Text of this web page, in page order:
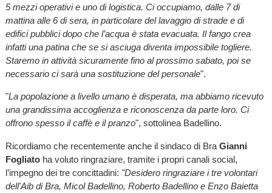
5 mezzi operativi e uno di logistica. Ci occupiamo, dalle 7 di
mattina alle 6 di sera, in particolare del lavaggio di strade e di
edifici pubblici dopo che l’acqua è stata evacuata. Il fango crea
infatti una patina che se si asciuga diventa impossibile togliere.
Staremo in attività sicuramente fino al prossimo sabato, poi se
necessario ci sarà una sostituzione del personale".
"La popolazione a livello umano è disperata, ma abbiamo ricevuto
una grandissima accoglienza e riconoscenza da parte loro. Ci
offrono spesso il caffè e il pranzo", sottolinea Badellino.
Ricordiamo che recentemente anche il sindaco di Bra Gianni
Fogliatoha voluto ringraziare, tramite i propri canali social,
l’impegno dei tre concittadini: "Desidero ringraziare i tre volontari
dell'Aib di Bra, Micol Badellino, Roberto Badellino e Enzo Baietta